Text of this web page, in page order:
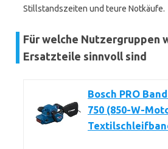
Stillstandszeiten und teure Notkäufe.
Für welche Nutzergruppen
Ersatzteile sinnvoll sind
Bosch PRO
750 (850-W-